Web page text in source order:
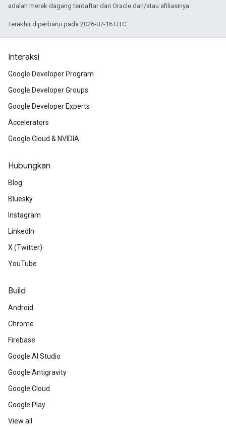
adalah merek dagang terdaftar dari Oracle dan/atau afiliasinya.
Terakhir diperbarui pada 2026-07-16 UTC.
Interaksi
Google Developer Program
Google Developer Groups
Google Developer Experts
Accelerators
Google Cloud & NVIDIA
Hubungkan
Blog
Bluesky
Instagram
LinkedIn
X (Twitter)
YouTube
Build
Android
Chrome
Firebase
Google AI Studio
Google Antigravity
Google Cloud
Google Play
View all